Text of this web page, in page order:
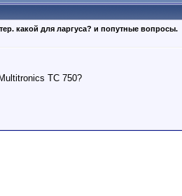
какой для ларгуса? и попутные вопросы.
TC 750?